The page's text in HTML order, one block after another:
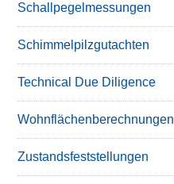
Schallpegelmessungen
Schimmelpilzgutachten
Technical Due Diligence
Wohnflächenberechnungen
Zustandsfeststellungen